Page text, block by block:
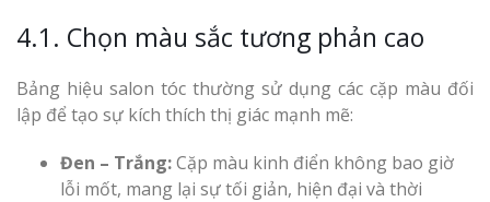
4.1. Chọn màu sắc tương phản cao
Bảng hiệu salon tóc thường sử dụng các cặp màu đối
lập để tạo sự kích thích thị giác mạnh mẽ:
Đen – Trắng:Cặp màu kinh điển không bao giờ
lỗi mốt, mang lại sự tối giản, hiện đại và thời